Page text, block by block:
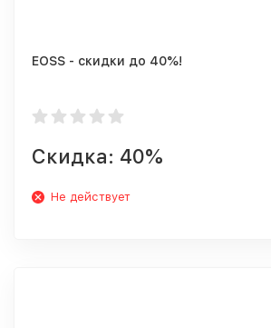
EOSS - скидки до 40%!
Скидка: 40%
Не действует